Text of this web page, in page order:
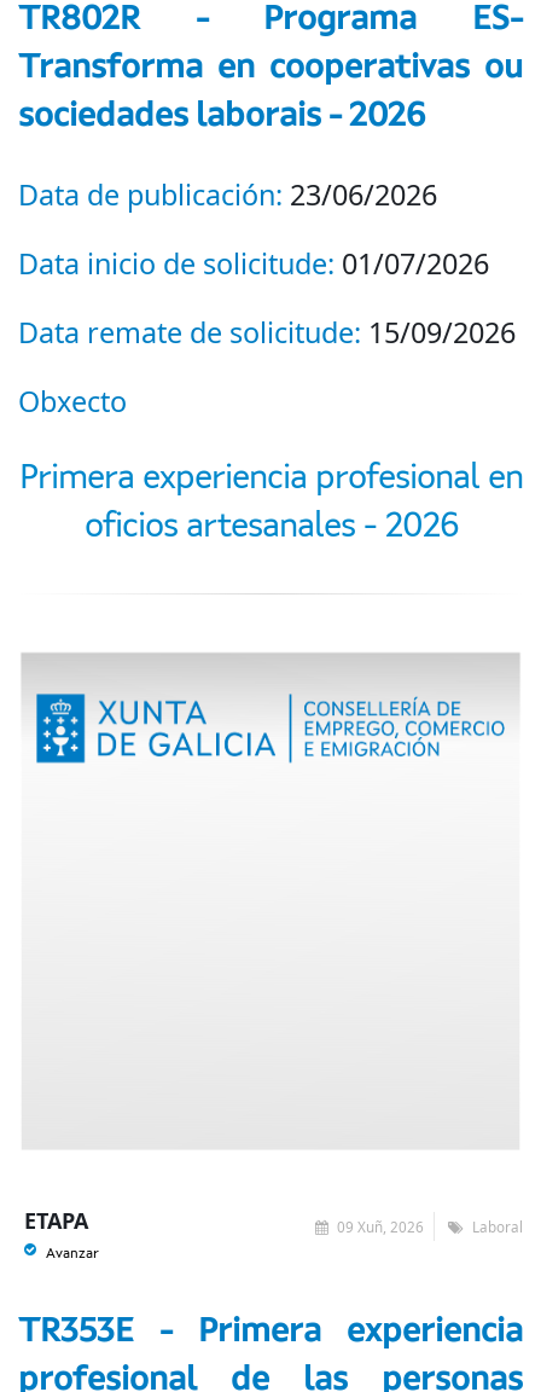
TR802R - Programa ES-
Transforma en cooperativas ou
sociedades laborais - 2026
Data de publicación: 23/06/2026
Data inicio de solicitude: 01/07/2026
Data remate de solicitude: 15/09/2026
Obxecto
Primera experiencia profesional en
oficios artesanales - 2026
09 Xuñ, 2026 Laboral
ETAPA
Avanzar
TR353E - Primera experiencia
profesional de las personas